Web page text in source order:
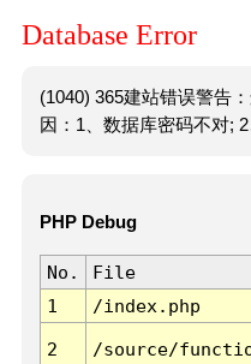
Database Error
(1040) 365建站错误警告
因：1、数据库密码不对; 2
PHP Debug
No. File
1
/index.php
2 /source/